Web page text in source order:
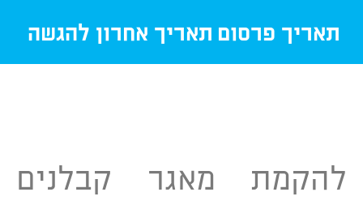
לִנְגִישׁוּת
הָאֲתָר.
תאריך פרסום תאריך אחרון להגשה
להקמת מאגר קבלנים